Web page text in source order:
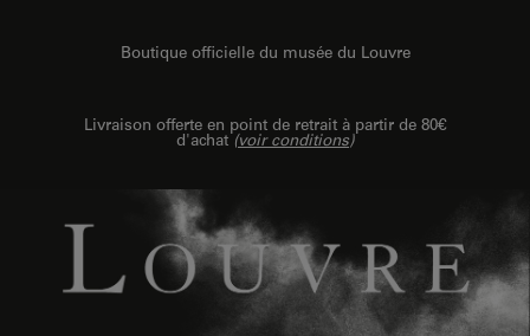
Boutique officielle du musée du Louvre
Livraison offerte en point de retrait à partir de 80€
d'achat (voir conditions)